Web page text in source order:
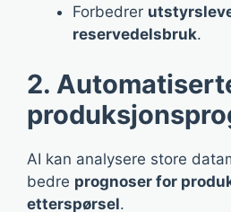
Forbedrer
reservedelsbruk.
2.
AI kan analysere store
bedre prognoser for
etterspørsel.